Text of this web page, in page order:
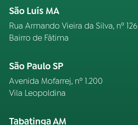
São Luís MA
Rua Armando Vieira da Silva, nº 126
Bairro de Fátima
São Paulo SP
Avenida Mofarrej, nº 1.200
Vila Leopoldina
Tabatinga AM